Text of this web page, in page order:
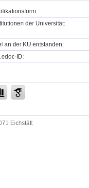
der Universität:
an der KU entstanden:
ID:
Eichstätt